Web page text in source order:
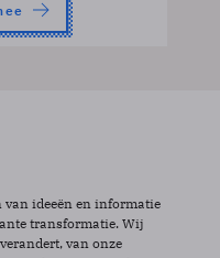
van ideeën en informatie
transformatie. Wij
van onze